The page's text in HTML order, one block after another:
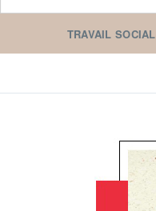
TRAVAIL SOCIAL